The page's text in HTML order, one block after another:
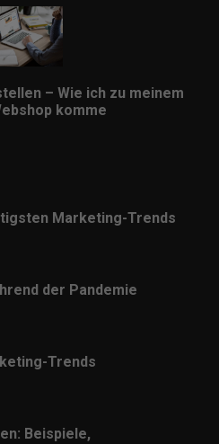
– Wie ich zu meinem
komme
Marketing-Trends
der Pandemie
Trends
Beispiele,